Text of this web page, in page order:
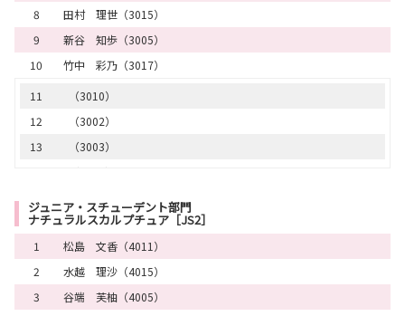
40
（1039）
41
（1017）
42
（1023）
（1046）
（1032）
（1057）
48
（1069）
49
（1009）
50
（1022）
51
（1002）
24
（2025）
25
（2019）
26
（2029）
27
（2010）
28
（2004）
29
（2006）
8
田村 理世（3015）
9
新谷 知歩（3005）
10
竹中 彩乃（3017）
11
（3010）
12
（3002）
13
（3003）
16
（3019）
ジュニア・スチューデント部門
ナチュラルスカルプチュア［JS2］
1
松島 文香（4011）
2
水越 理沙（4015）
3
谷端 芙柚（4005）